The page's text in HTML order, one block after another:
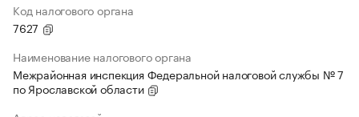
Код налогового органа
7627
Наименование налогового органа
Межрайонная инспекция Федеральной налоговой службы № 7
по Ярославской области